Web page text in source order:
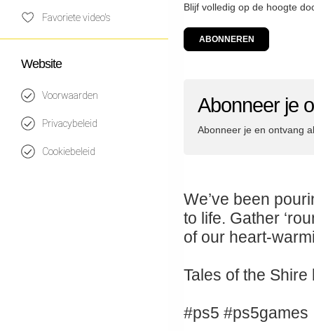
Favoriete video's
Website
Voorwaarden
Privacybeleid
Cookiebeleid
Blijf volledig op de hoogte
ABONNEREN
Abonneer je
Abonneer je en ontvang
We’ve been
to life. Gather
of our heart-
Tales of the
#ps5 #ps5games